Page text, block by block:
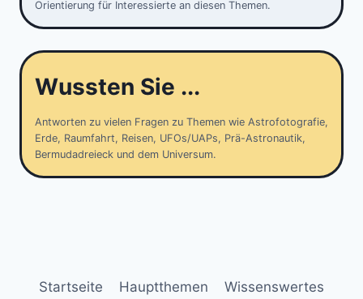
Orientierung für Interessierte an diesen Themen.
Wussten Sie ...
Antworten zu vielen Fragen zu Themen wie Astrofotografie,
Erde, Raumfahrt, Reisen, UFOs/UAPs, Prä-Astronautik,
Bermudadreieck und dem Universum.
Startseite Hauptthemen Wissenswertes